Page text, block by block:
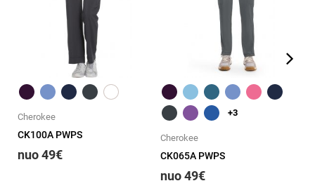
Greita peržiūra
Cherokee
CK100A PWPS
nuo 49€
Greita peržiūra
+3
Cherokee
CK065A PWPS
nuo 49€